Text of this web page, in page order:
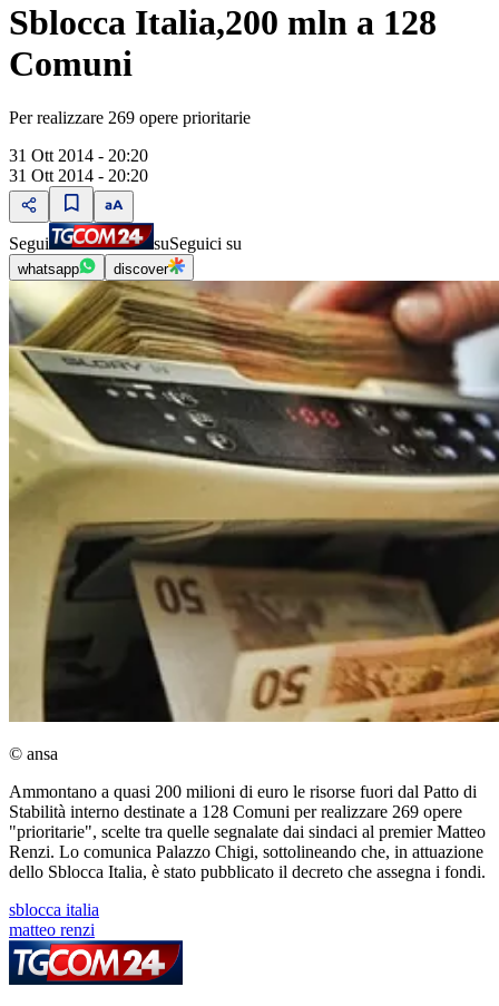
Sblocca Italia,200 mln a 128
Comuni
Per realizzare 269 opere prioritarie
31 Ott 2014 - 20:20
31 Ott 2014 - 20:20
Segui suSeguici su
whatsapp discover
© ansa
Ammontano a quasi 200 milioni di euro le risorse fuori dal Patto di
Stabilità interno destinate a 128 Comuni per realizzare 269 opere
"prioritarie", scelte tra quelle segnalate dai sindaci al premier Matteo
Renzi. Lo comunica Palazzo Chigi, sottolineando che, in attuazione
dello Sblocca Italia, è stato pubblicato il decreto che assegna i fondi.
sblocca italia
matteo renzi